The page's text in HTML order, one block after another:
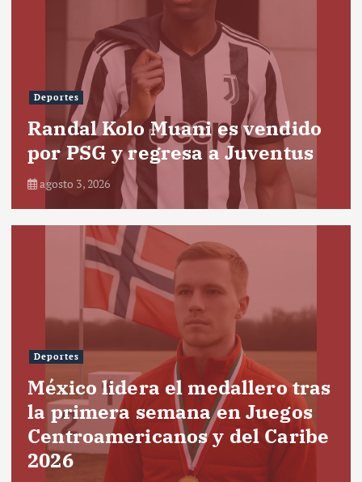
Deportes
Randal Kolo Muani es vendido
por PSG y regresa a Juventus
agosto 3, 2026
Deportes
México lidera el medallero tras
la primera semana en Juegos
Centroamericanos y del Caribe
2026